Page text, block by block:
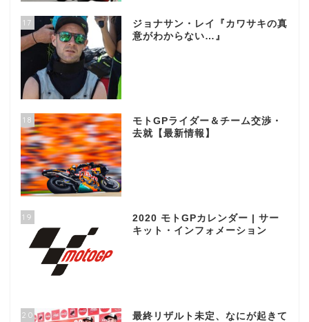
17
ジョナサン・レイ『カワサキの真
意がわからない…』
18
モトGPライダー＆チーム交渉・
去就【最新情報】
19
2020 モトGPカレンダー | サー
キット・インフォメーション
20 最終リザルト未定、なにが起きて